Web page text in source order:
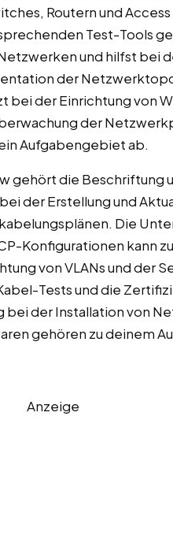
Routern und
Test-Tools
und hilfst bei
der
bei der Einrichtung von
der
Aufgabengebiet ab.
gehört die Beschriftung
der Erstellung und
Die
Konfigurationen kann
von VLANs und der
Tests und die
bei der Installation von
gehören zu deinem
Anzeige